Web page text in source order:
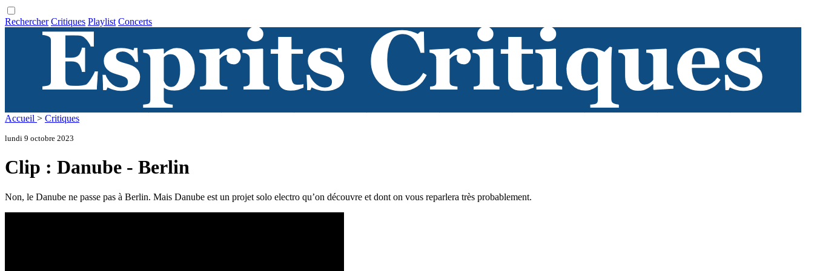
Rechercher Critiques Playlist Concerts
Accueil > Critiques
lundi 9 octobre 2023
Clip : Danube - Berlin
Non, le Danube ne passe pas à Berlin. Mais Danube est un projet solo electro qu’on découvre et dont on vous reparlera très probablement.